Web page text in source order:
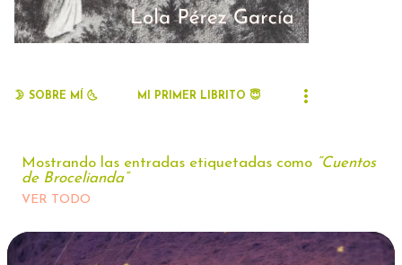
🌛 SOBRE MÍ 🌜 MI PRIMER LIBRITO 😇
Mostrando las entradas etiquetadas como Cuentos
de Brocelianda
VER TODO